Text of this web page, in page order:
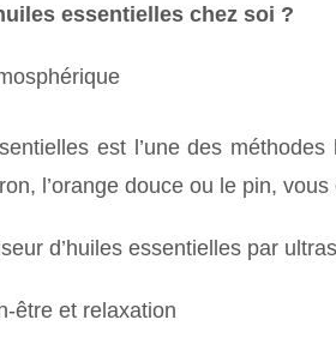
essentielles chez soi ?
est l’une des
l’orange douce ou le pin,
d’huiles essentielles par
être et relaxation